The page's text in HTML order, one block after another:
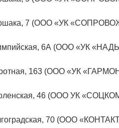
7 (ООО «УК
6А (ООО «УК
163 (ООО «УК
46 (ООО УК
70 (ООО